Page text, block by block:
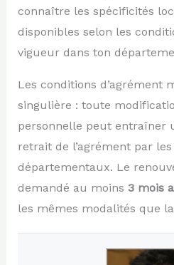
connaître les spécificités
disponibles selon les
vigueur dans ton
Les conditions d’agrément
singulière : toute
personnelle peut entraîner
retrait de l’agrément par les
départementaux. Le
demandé au moins 3 mois
les mêmes modalités que